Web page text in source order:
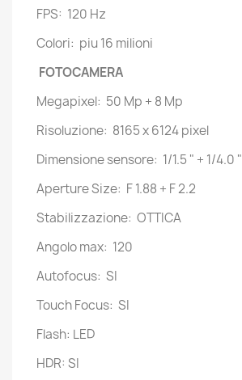
FPS: 120 Hz
Colori: piu 16 milioni
FOTOCAMERA
Megapixel: 50 Mp + 8 Mp
Risoluzione: 8165 x 6124 pixel
Dimensione sensore: 1/1.5 " + 1/4.0 "
Aperture Size: F 1.88 + F 2.2
Stabilizzazione: OTTICA
Angolo max: 120
Autofocus: SI
Touch Focus: SI
Flash: LED
HDR: SI